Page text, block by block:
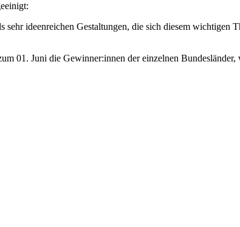
sehr ideenreichen Gestaltungen, die sich diesem wichtigen
01. Juni die Gewinner:innen der einzelnen Bundesländer,